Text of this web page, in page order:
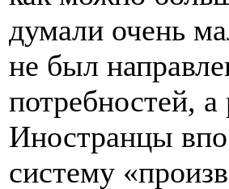
думали очень
не был
потребностей, а
Иностранцы
систему